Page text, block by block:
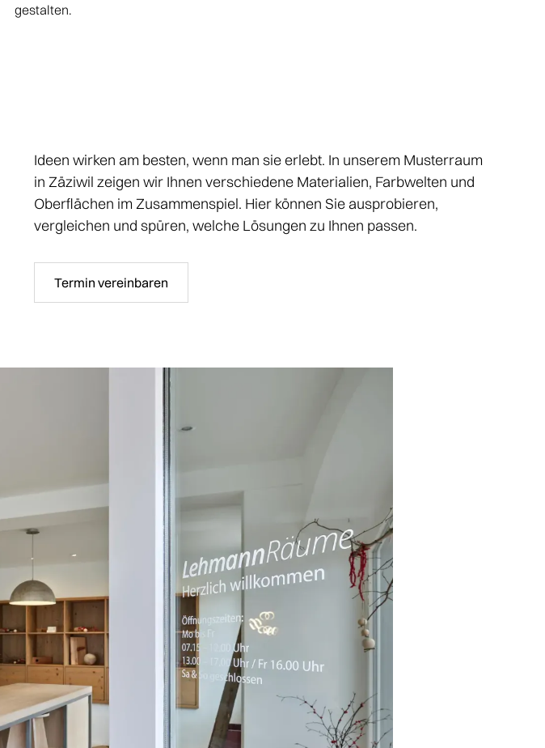
gestalten.
Ideen wirken am besten, wenn man sie erlebt. In unserem Musterraum
in Zäziwil zeigen wir Ihnen verschiedene Materialien, Farbwelten und
Oberflächen im Zusammenspiel. Hier können Sie ausprobieren,
vergleichen und spüren, welche Lösungen zu Ihnen passen.
Termin vereinbaren